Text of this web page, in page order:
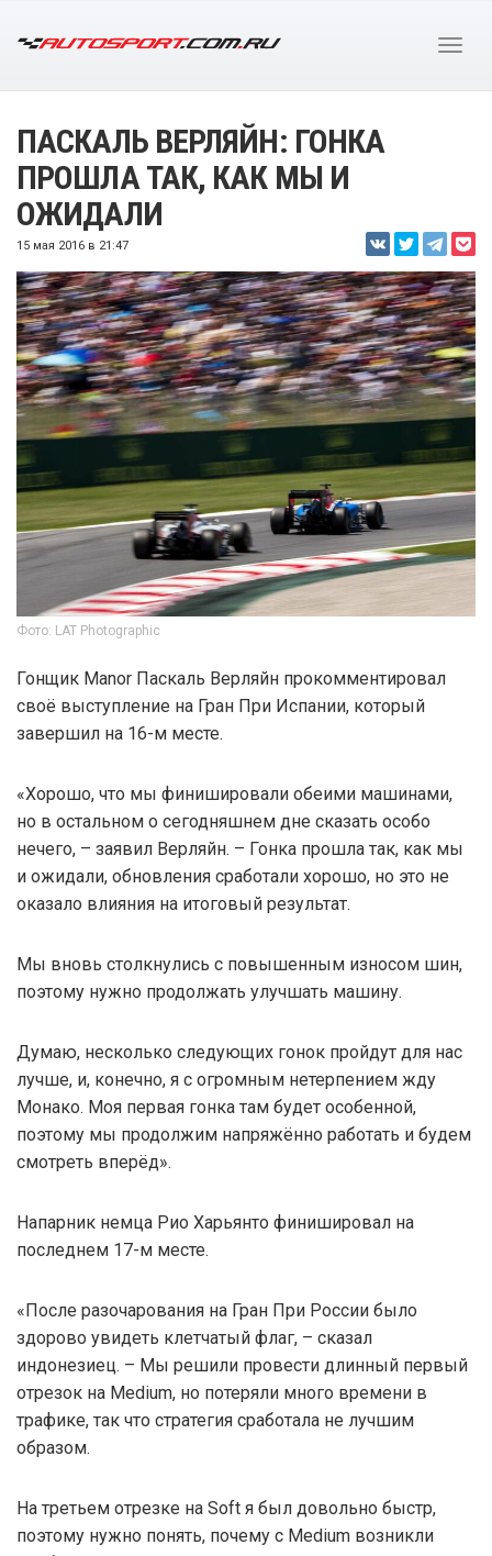
ПАСКАЛЬ ВЕРЛЯЙН: ГОНКА
ПРОШЛА ТАК, КАК МЫ И
ОЖИДАЛИ
15 мая 2016 в 21:47
Фото: LAT Photographic
Гонщик Manor Паскаль Верляйн прокомментировал
своё выступление на Гран При Испании, который
завершил на 16-м месте.
«Хорошо, что мы финишировали обеими машинами,
но в остальном о сегодняшнем дне сказать особо
нечего, – заявил Верляйн. – Гонка прошла так, как мы
и ожидали, обновления сработали хорошо, но это не
оказало влияния на итоговый результат.
Мы вновь столкнулись с повышенным износом шин,
поэтому нужно продолжать улучшать машину.
Думаю, несколько следующих гонок пройдут для нас
лучше, и, конечно, я с огромным нетерпением жду
Монако. Моя первая гонка там будет особенной,
поэтому мы продолжим напряжённо работать и будем
смотреть вперёд».
Напарник немца Рио Харьянто финишировал на
последнем 17-м месте.
«После разочарования на Гран При России было
здорово увидеть клетчатый флаг, – сказал
индонезиец. – Мы решили провести длинный первый
отрезок на Medium, но потеряли много времени в
трафике, так что стратегия сработала не лучшим
образом.
На третьем отрезке на Soft я был довольно быстр,
поэтому нужно понять, почему с Medium возникли